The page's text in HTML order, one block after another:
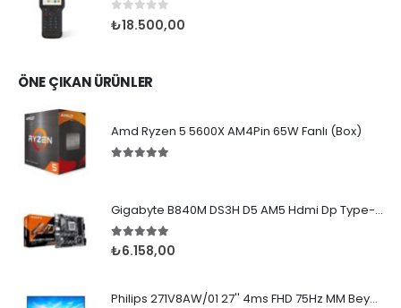
0 5 üzerinden
₺18.500,00
ÖNE ÇIKAN ÜRÜNLER
Amd Ryzen 5 5600X AM4Pin 65W Fanlı (Box)
Gigabyte B840M DS3H D5 AM5 Hdmi Dp Type-C
5.005 üzerinden
₺6.158,00
Philips 271V8AW/01 27'' 4ms FHD 75Hz MM Beyaz IPS